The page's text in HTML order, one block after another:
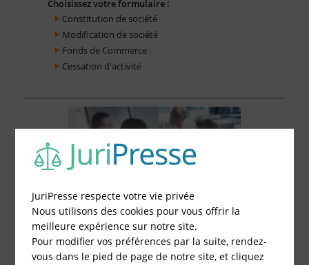
Choisissez votre formulaire :
Constitution de société
Modification de société
Fonds de Commerce
Cessation d'activité
JuriPresse respecte votre vie privée
Nous utilisons des cookies pour vous offrir la
meilleure expérience sur notre site.
Pour modifier vos préférences par la suite, rendez-
vous dans le pied de page de notre site, et cliquez